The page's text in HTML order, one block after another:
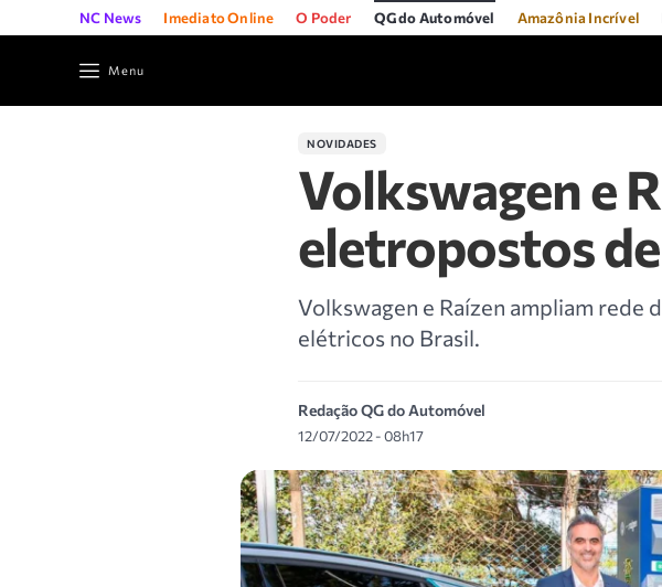
NC News Imediato Online O Poder QG do Automóvel Amazônia Incrível
Menu
NOVIDADES
Volkswagen e
eletropostos
Volkswagen e Raízen ampliam rede
elétricos no Brasil.
Redação QG do Automóvel
12/07/2022 - 08h17